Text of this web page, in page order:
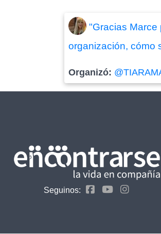
"Gracias Marce
organización, cómo
Organizó:
Seguinos: